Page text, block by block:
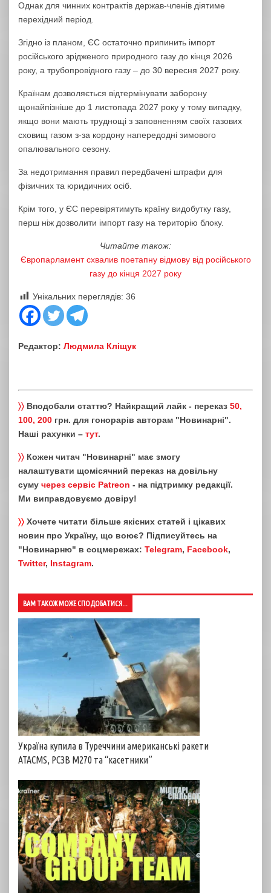
Однак для чинних контрактів держав-членів діятиме
перехідний період.
Згідно із планом, ЄС остаточно припинить імпорт
російського зрідженого природного газу до кінця 2026
року, а трубопровідного газу – до 30 вересня 2027 року.
Країнам дозволяється відтермінувати заборону
щонайпізніше до 1 листопада 2027 року у тому випадку,
якщо вони мають труднощі з заповненням своїх газових
сховищ газом з-за кордону напередодні зимового
опалювального сезону.
За недотримання правил передбачені штрафи для
фізичних та юридичних осіб.
Крім того, у ЄС перевірятимуть країну видобутку газу,
перш ніж дозволити імпорт газу на територію блоку.
Читайте також:
Європарламент схвалив поетапну відмову від російського
газу до кінця 2027 року
Унікальних переглядів: 36
Редактор: Людмила Кліщук
〉〉 Вподобали статтю? Найкращий лайк - переказ 50,
100, 200 грн. для гонорарів авторам "Новинарні".
Наші рахунки – тут.
〉〉 Кожен читач "Новинарні" має змогу
налаштувати щомісячний переказ на довільну
суму через сервіс Patreon - на підтримку редакції.
Ми виправдовуємо довіру!
〉〉 Хочете читати більше якісних статей і цікавих
новин про Україну, що воює? Підписуйтесь на
"Новинарню" в соцмережах: Telegram, Facebook,
Twitter, Instagram.
ВАМ ТАКОЖ МОЖЕ СПОДОБАТИСЯ...
Україна купила в Туреччини американські ракети
ATACMS, РСЗВ M270 та “касетники”